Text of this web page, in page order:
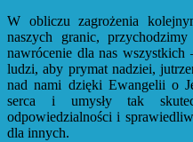
W obliczu zagrożenia
naszych granic,
nawrócenie dla nas
ludzi, aby prymat nadziei,
nad nami dzięki Ewangelii o
serca i umysły tak
odpowiedzialności i
dla innych.